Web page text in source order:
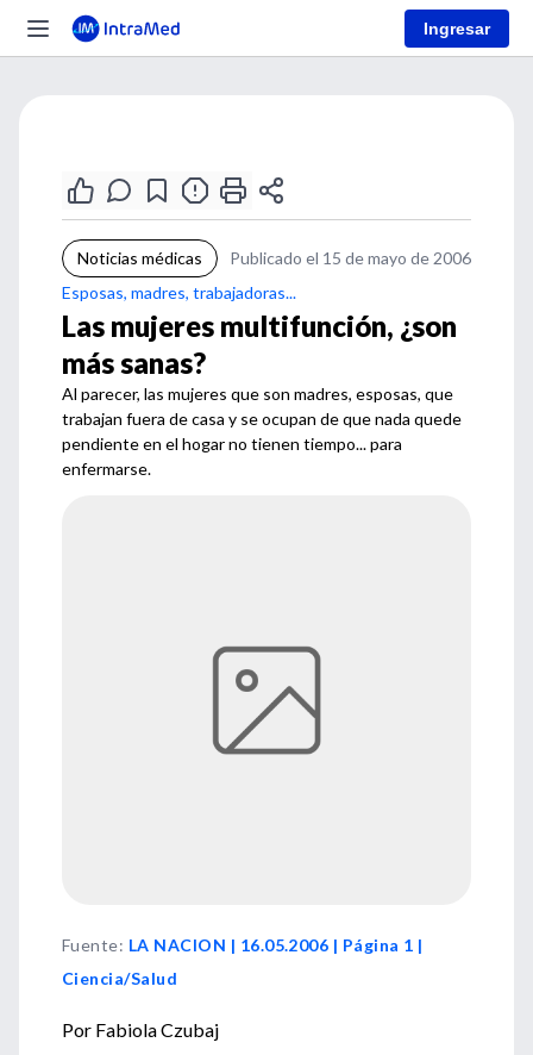
Ingresar
Noticias médicas
Publicado el 15 de mayo de 2006
Esposas, madres, trabajadoras...
Las mujeres multifunción, ¿son
más sanas?
Al parecer, las mujeres que son madres, esposas, que
trabajan fuera de casa y se ocupan de que nada quede
pendiente en el hogar no tienen tiempo... para
enfermarse.
Fuente: LA NACION | 16.05.2006 | Página 1 |
Ciencia/Salud
Por Fabiola Czubaj